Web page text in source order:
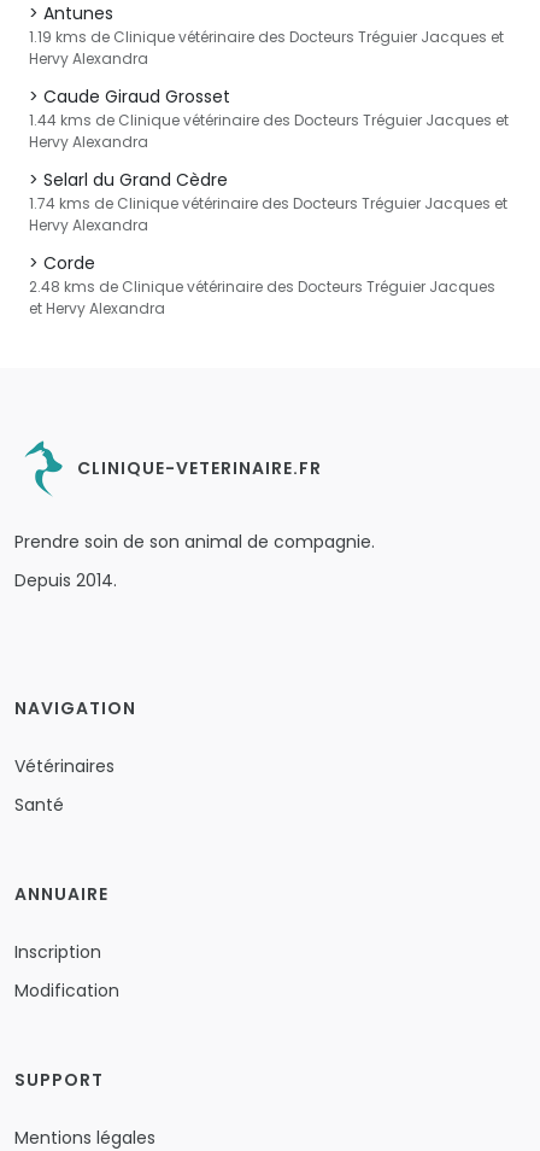
Antunes
1.19 kms de Clinique vétérinaire des Docteurs Tréguier Jacques et
Hervy Alexandra
Caude Giraud Grosset
1.44 kms de Clinique vétérinaire des Docteurs Tréguier Jacques et
Hervy Alexandra
Selarl du Grand Cèdre
1.74 kms de Clinique vétérinaire des Docteurs Tréguier Jacques et
Hervy Alexandra
Corde
2.48 kms de Clinique vétérinaire des Docteurs Tréguier Jacques
et Hervy Alexandra
CLINIQUE-VETERINAIRE.FR
Prendre soin de son animal de compagnie.
Depuis 2014.
NAVIGATION
Vétérinaires
Santé
ANNUAIRE
Inscription
Modification
SUPPORT
Mentions légales